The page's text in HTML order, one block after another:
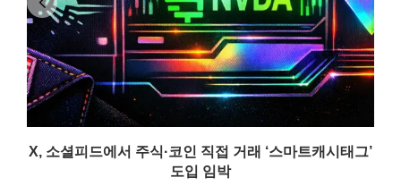
X, 소셜피드에서 주식·코인 직접 거래 ‘스마트캐시태그’
도입 임박